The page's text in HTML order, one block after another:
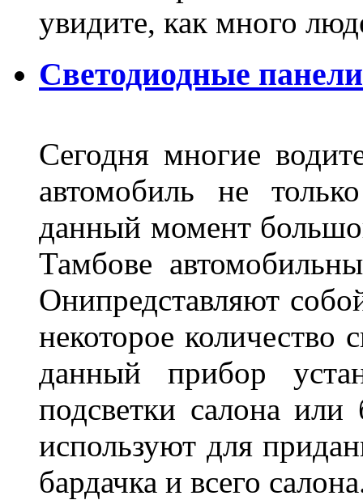
увидите, как много
Светодиодные
Сегодня многие
автомобиль не
данный момент
Тамбове
Онипредставляют
некоторое количество
данный прибор
подсветки салона
используют для
бардачка и всего